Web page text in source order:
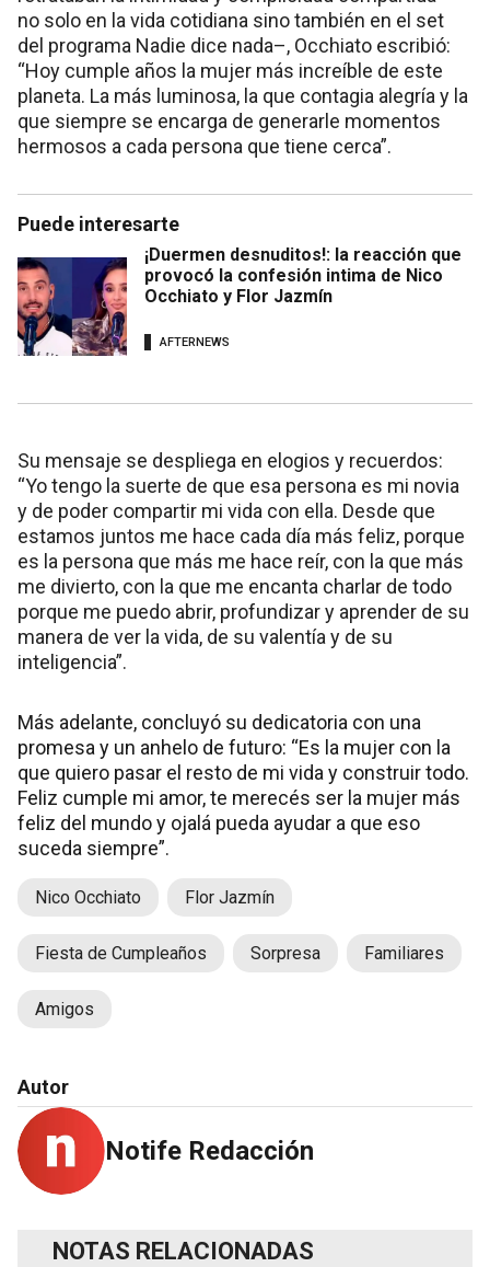
no solo en la vida cotidiana sino también en el set
del programa Nadie dice nada–, Occhiato escribió:
“Hoy cumple años la mujer más increíble de este
planeta. La más luminosa, la que contagia alegría y la
que siempre se encarga de generarle momentos
hermosos a cada persona que tiene cerca”.
Puede interesarte
¡Duermen desnuditos!: la reacción que
provocó la confesión intima de Nico
Occhiato y Flor Jazmín
AFTERNEWS
Su mensaje se despliega en elogios y recuerdos:
“Yo tengo la suerte de que esa persona es mi novia
y de poder compartir mi vida con ella. Desde que
estamos juntos me hace cada día más feliz, porque
es la persona que más me hace reír, con la que más
me divierto, con la que me encanta charlar de todo
porque me puedo abrir, profundizar y aprender de su
manera de ver la vida, de su valentía y de su
inteligencia”.
Más adelante, concluyó su dedicatoria con una
promesa y un anhelo de futuro: “Es la mujer con la
que quiero pasar el resto de mi vida y construir todo.
Feliz cumple mi amor, te merecés ser la mujer más
feliz del mundo y ojalá pueda ayudar a que eso
suceda siempre”.
Nico Occhiato Flor Jazmín
Fiesta de Cumpleaños Sorpresa Familiares
Amigos
Autor
Notife Redacción
NOTAS RELACIONADAS